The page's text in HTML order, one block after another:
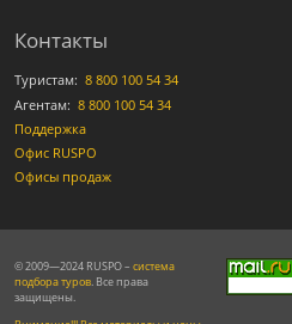
Контакты
Туристам: 8 800 100 54 34
Агентам: 8 800 100 54 34
Поддержка
Офис RUSPO
Офисы продаж
© 2009—2024 RUSPO – система
подбора туров. Все права
защищены.